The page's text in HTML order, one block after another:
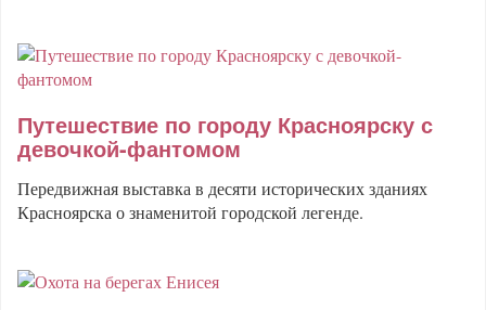
Путешествие по городу Красноярску с
девочкой-фантомом
Передвижная выставка в десяти исторических зданиях
Красноярска о знаменитой городской легенде.